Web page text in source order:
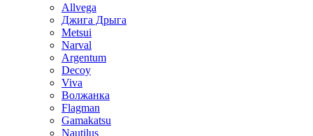
Allvega
Джига Дрыга
Metsui
Narval
Argentum
Decoy
Viva
Волжанка
Flagman
Gamakatsu
Nautilus